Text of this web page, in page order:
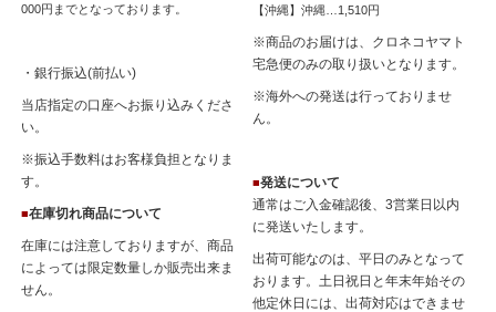
000円までとなっております。
・銀行振込(前払い)
当店指定の口座へお振り込みくださ
い。
※振込手数料はお客様負担となりま
す。
■在庫切れ商品について
在庫には注意しておりますが、商品
によっては限定数量しか販売出来ま
せん。
【沖縄】沖縄…1,510円
※商品のお届けは、クロネコヤマト
宅急便のみの取り扱いとなります。
※海外への発送は行っておりませ
ん。
■発送について
通常はご入金確認後、3営業日以内
に発送いたします。
出荷可能なのは、平日のみとなって
おります。土日祝日と年末年始その
他定休日には、出荷対応はできませ